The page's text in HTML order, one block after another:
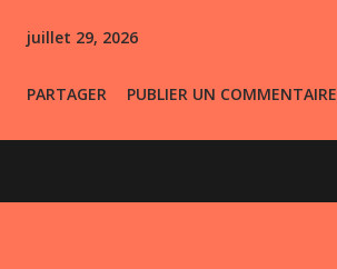
juillet 29, 2026
PARTAGER PUBLIER UN COMMENTAIRE